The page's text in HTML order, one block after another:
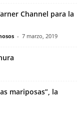
Channel para la
- 7 marzo, 2019
mariposas”, la